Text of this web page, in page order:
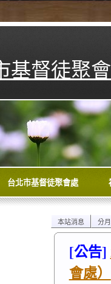
基督徒聚
台北市基督徒聚會處
本站消息 分
[公告]
會處）